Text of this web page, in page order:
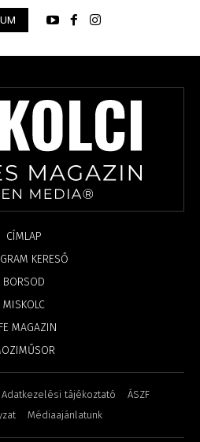
CÍMLAP
KERESŐ
BORSOD
MISKOLC
MAGAZIN
Adatkezelési tájékoztató
ÁSZF
Médiaajánlatunk